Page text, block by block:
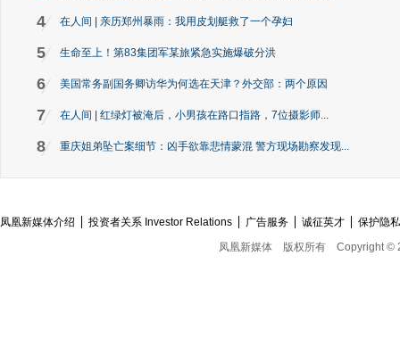
4 在人间 | 亲历郑州暴雨：我用皮划艇救了一个孕妇
5 生命至上！第83集团军某旅紧急实施爆破分洪
6 美国常务副国务卿访华为何选在天津？外交部：两个原因
7 在人间 | 红绿灯被淹后，小男孩在路口指路，7位摄影师...
8 重庆姐弟坠亡案细节：凶手欲靠悲情蒙混 警方现场勘察发现...
凤凰新媒体介绍 投资者关系 Investor Relations 广告服务 诚征英才
保护隐
凤凰新媒体
版权所有 Copyright ©